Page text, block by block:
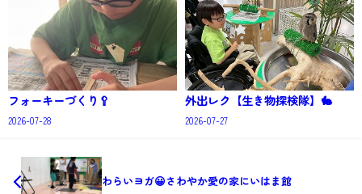
フォーキーづくり🥄
2026-07-28
外出レク【生き物探検隊】🐇
2026-07-27
わらいヨガ😀さわやか愛の家にいはま館